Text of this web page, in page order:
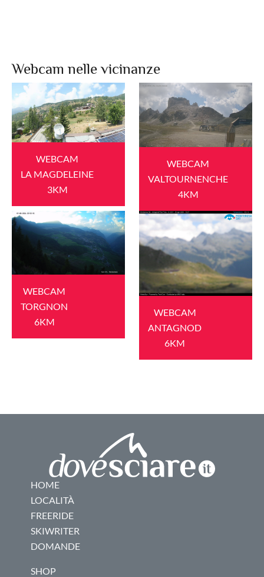
Webcam nelle vicinanze
WEBCAM
LA MAGDELEINE
3KM
WEBCAM
VALTOURNENCHE
4KM
WEBCAM
TORGNON
6KM
WEBCAM
ANTAGNOD
6KM
HOME
LOCALITÀ
FREERIDE
SKIWRITER
DOMANDE
SHOP